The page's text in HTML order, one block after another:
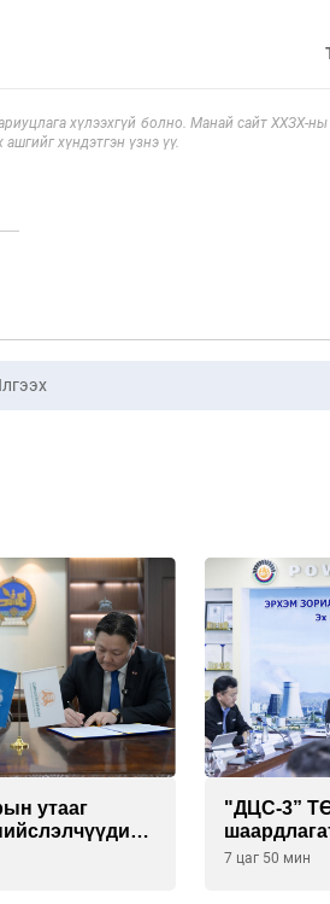
хүлээхгүй болно. Манай сайт ХХЗХ-
хүндэтгэн үзнэ үү.
утааг
хамгаалах
"ДЦС-3”
7 цаг 50 мин